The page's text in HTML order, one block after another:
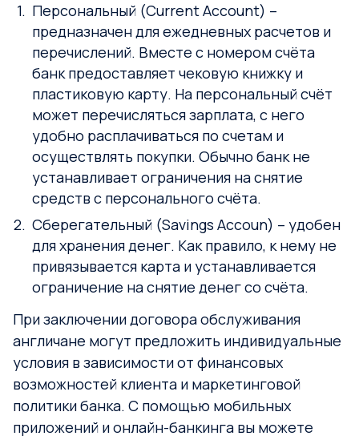
Персональный (Current Account) –
предназначен для ежедневных расчетов и
перечислений. Вместе с номером счёта
банк предоставляет чековую книжку и
пластиковую карту. На персональный счёт
может перечисляться зарплата, с него
удобно расплачиваться по счетам и
осуществлять покупки. Обычно банк не
устанавливает ограничения на снятие
средств с персонального счёта.
Сберегательный (Savings Accoun) – удобен
для хранения денег. Как правило, к нему не
привязывается карта и устанавливается
ограничение на снятие денег со счёта.
При заключении договора обслуживания
англичане могут предложить индивидуальные
условия в зависимости от финансовых
возможностей клиента и маркетинговой
политики банка. С помощью мобильных
приложений и онлайн-банкинга вы можете